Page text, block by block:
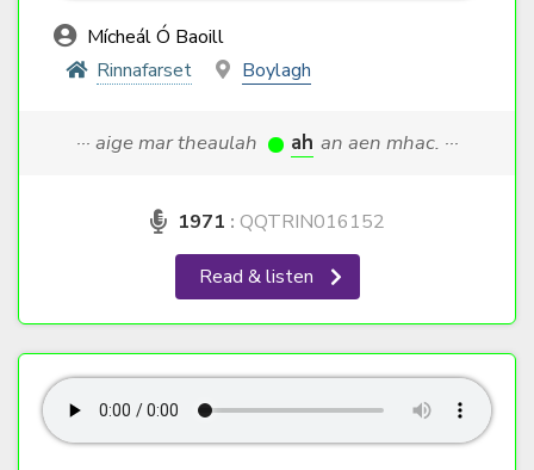
Mícheál Ó Baoill
Rinnafarset
Boylagh
··· aige mar theaulah ah an aen mhac. ···
1971 : QQTRIN016152
Read & listen